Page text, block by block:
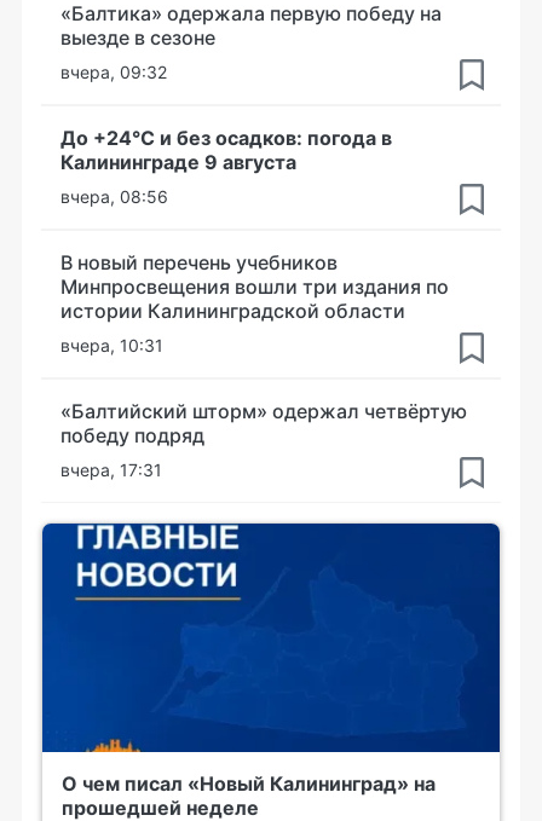
«Балтика» одержала первую победу на
выезде в сезоне
вчера, 09:32
До +24°С и без осадков: погода в
Калининграде 9 августа
вчера, 08:56
В новый перечень учебников
Минпросвещения вошли три издания по
истории Калининградской области
вчера, 10:31
«Балтийский шторм» одержал четвёртую
победу подряд
вчера, 17:31
О чем писал «Новый Калининград» на
прошедшей неделе